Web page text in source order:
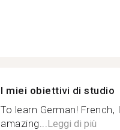
I miei obiettivi di studio
To learn German!
amazing...Leggi di più